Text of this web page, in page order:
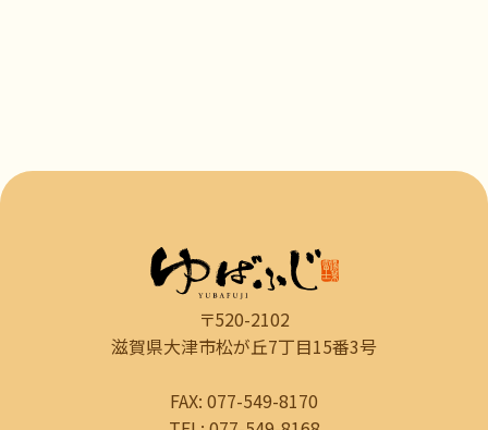
〒520-2102
滋賀県大津市松が丘7丁目15番3号
FAX: 077-549-8170